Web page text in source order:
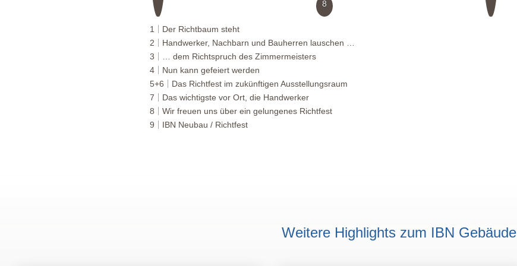
8
1
Der Richtbaum steht
2
Handwerker, Nachbarn und Bauherren lauschen …
3
… dem Richtspruch des Zimmermeisters
4
Nun kann gefeiert werden
5+6
Das Richtfest im zukünftigen Ausstellungsraum
7
Das wichtigste vor Ort, die Handwerker
8
Wir freuen uns über ein gelungenes Richtfest
9
IBN Neubau / Richtfest
Weitere Highlights zum IBN Gebäude